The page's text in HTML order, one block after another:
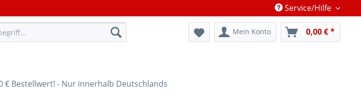
Service/Hilfe
Mein Konto 0,00 € *
€ Bestellwert! - Nur innerhalb Deutschlands